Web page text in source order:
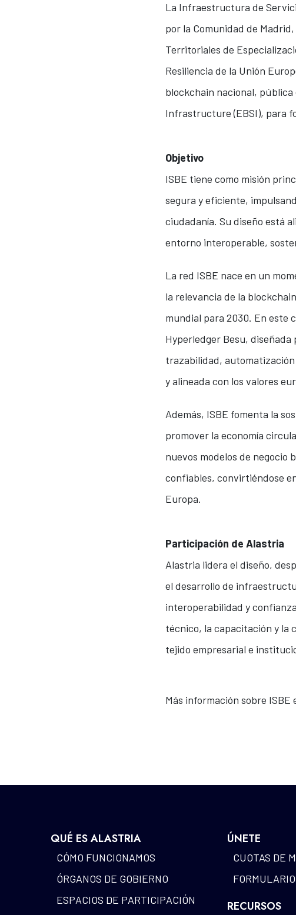
La Infraestructura de
por la Comunidad de
Territoriales de
Resiliencia de la Unión
blockchain nacional,
Infrastructure (EBSI), para
Objetivo
ISBE tiene como misión
segura y eficiente,
ciudadanía. Su diseño está
entorno interoperable,
La red ISBE nace en un
la relevancia de la
mundial para 2030. En este
Hyperledger Besu,
trazabilidad,
y alineada con los valores
Además, ISBE fomenta la
promover la economía
nuevos modelos de
confiables, convirtiéndose
Europa.
Participación de Alastria
Alastria lidera el diseño,
el desarrollo de
interoperabilidad y
técnico, la capacitación y la
tejido empresarial e
Más información sobre ISBE
QUÉ ES ALASTRIA
CÓMO FUNCIONAMOS
ÓRGANOS DE GOBIERNO
ESPACIOS DE PARTICIPACIÓN
ÚNETE
CUOTAS DE
RECURSOS